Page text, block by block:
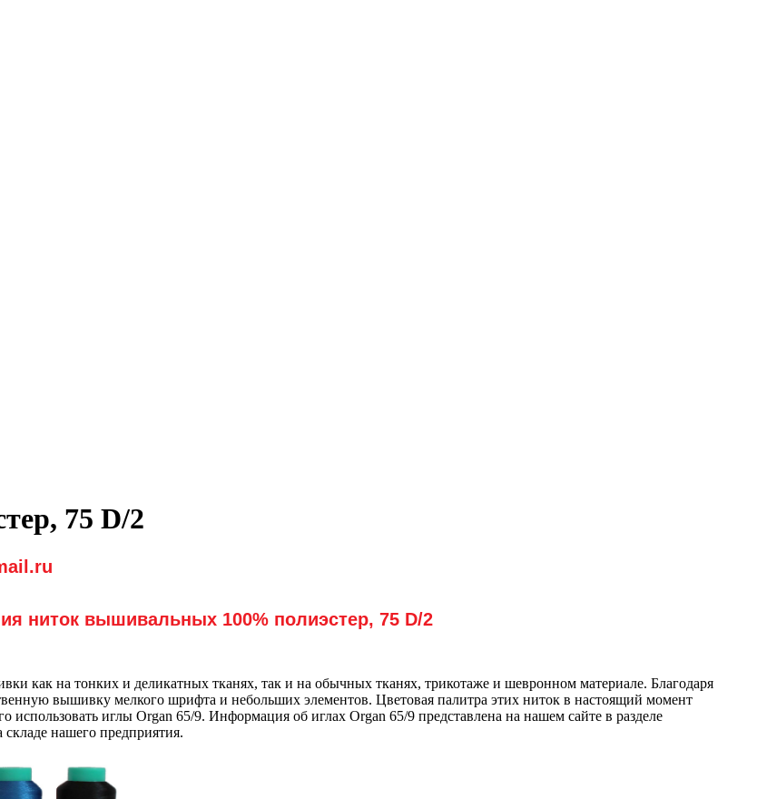
75 D/2
ниток вышивальных 100% полиэстер, 75 D/2
как на тонких и деликатных тканях, так и на обычных тканях, трикотаже и шевронном материале. Благодаря
вышивку мелкого шрифта и небольших элементов. Цветовая палитра этих ниток в настоящий момент
иглы Organ 65/9. Информация об иглах Organ 65/9 представлена на нашем сайте в разделе
нашего предприятия.